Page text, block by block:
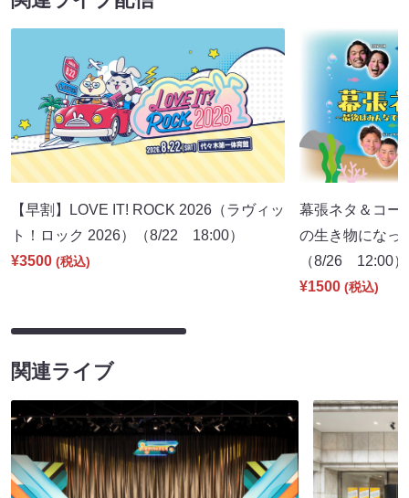
【早割】LOVE IT! ROCK 2026（ラヴィッ
ト！ロック 2026）（8/22 18:00）
¥3500 (税込)
幕張ネタ＆コー
の生き物になっ
（8/26 12:00）
¥1500 (税込)
関連ライブ